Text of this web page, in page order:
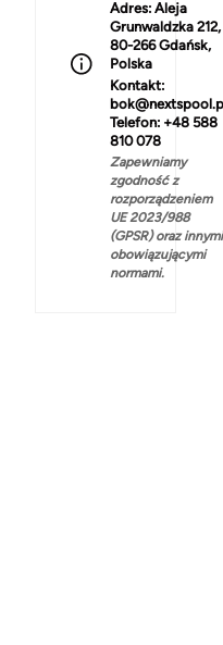
Adres: Aleja
Grunwaldzka 212,
80-266 Gdańsk,
Polska
Kontakt:
Telefon: +48 588
810 078
Zapewniamy
zgodność z
rozporządzeniem
UE 2023/988
(GPSR) oraz innymi
obowiązującymi
normami.